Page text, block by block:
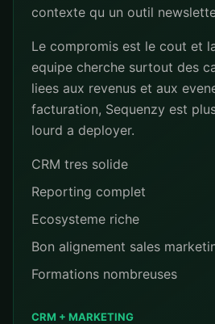
contexte qu un outil
Le compromis est le cout et
equipe cherche surtout des
liees aux revenus et aux
facturation, Sequenzy est
lourd a deployer.
CRM tres solide
Reporting complet
Ecosysteme riche
Bon alignement sales
Formations nombreuses
CRM + MARKETING